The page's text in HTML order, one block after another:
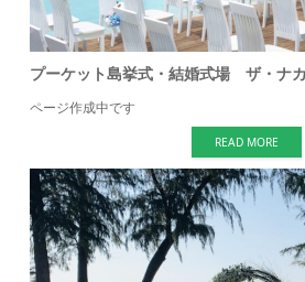
プーケット島挙式・結婚式場 ザ・ナ
ページ作成中です
READ MORE